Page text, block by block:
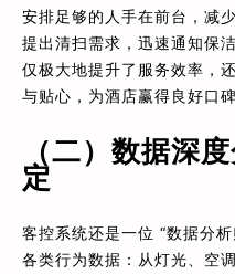
安排足够的人手在前台，减
提出清扫需求，迅速通知保
仅极大地提升了服务效率，
与贴心，为酒店赢得良好口碑
（二）数据深
定
客控系统还是一位 “数据分
各类行为数据：从灯光、空